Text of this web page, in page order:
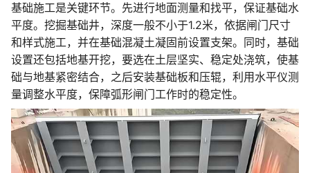
基础施工是关键环节。先进行地面测量和找平，保证基础水
平度。挖掘基础井，深度一般不小于1.2米，依据闸门尺寸
和样式施工，并在基础混凝土凝固前设置支架。同时，基础
设置还包括地基开挖，要选在土层坚实、稳定处浇筑，使基
础与地基紧密结合，之后安装基础板和压辊，利用水平仪测
量调整水平度，保障弧形闸门工作时的稳定性。